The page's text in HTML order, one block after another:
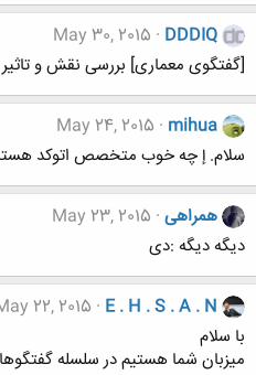
DDDIQ
May 30, 2015
[گفتگوی معماری] بررسی نقش و
mihua
May 24, 2015
سلام. إ چه خوب متخصص اتوکد
همراهی May 23, 2015
دیگه دیگه :دی
E . H . S . A . N
22, 2015
با سلام
میزبان شما هستیم در سلسله